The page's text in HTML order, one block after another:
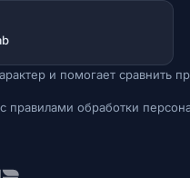
и помогает сравнить
правилами обработки